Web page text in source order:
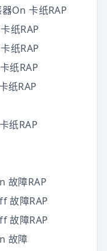
On 卡纸RAP
纸RAP
纸RAP
纸RAP
纸RAP
纸RAP
故障RAP
故障RAP
故障RAP
故障